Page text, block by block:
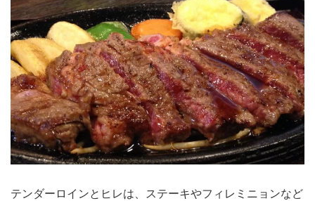
テンダーロインとヒレは、ステーキやフィレミニョンなど